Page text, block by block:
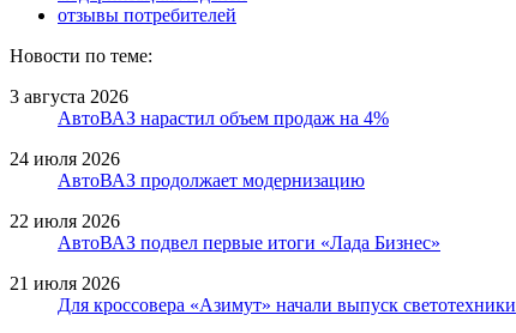
отзывы потребителей
Новости по теме:
3 августа 2026
АвтоВАЗ нарастил объем продаж на 4%
24 июля 2026
АвтоВАЗ продолжает модернизацию
22 июля 2026
АвтоВАЗ подвел первые итоги «Лада Бизнес»
21 июля 2026
Для кроссовера «Азимут» начали выпуск светотехники